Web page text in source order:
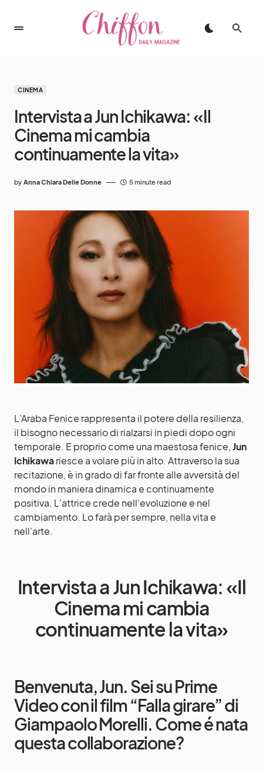
CINEMA
Intervista a Jun Ichikawa: «Il
Cinema mi cambia
continuamente la vita»
by Anna Chiara Delle Donne 5 minute read
L’Araba Fenice rappresenta il potere della resilienza,
il bisogno necessario di rialzarsi in piedi dopo ogni
temporale. E proprio come una maestosa fenice,Jun
Ichikawariesce a volare più in alto. Attraverso la sua
recitazione, è in grado di far fronte alle avversità del
mondo in maniera dinamica e continuamente
positiva. L’attrice crede nell’evoluzione e nel
cambiamento. Lo farà per sempre, nella vita e
nell’arte.
Intervista a Jun Ichikawa: «Il
Cinema mi cambia
continuamente la vita»
Benvenuta, Jun. Sei su Prime
Video con il film “Falla girare” di
Giampaolo Morelli. Come é nata
questa collaborazione?